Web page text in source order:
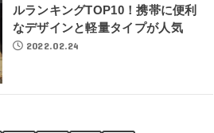
ルランキングTOP10！携帯に便利
なデザインと軽量タイプが人気
2022.02.24